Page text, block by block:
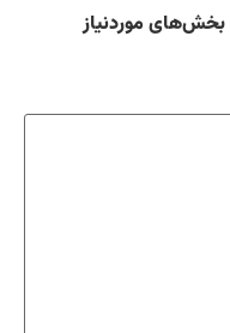
بخش‌های موردنیاز